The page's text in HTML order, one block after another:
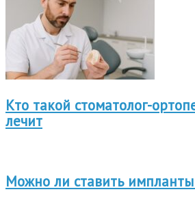
Кто такой стоматолог-
лечит
Можно ли ставить